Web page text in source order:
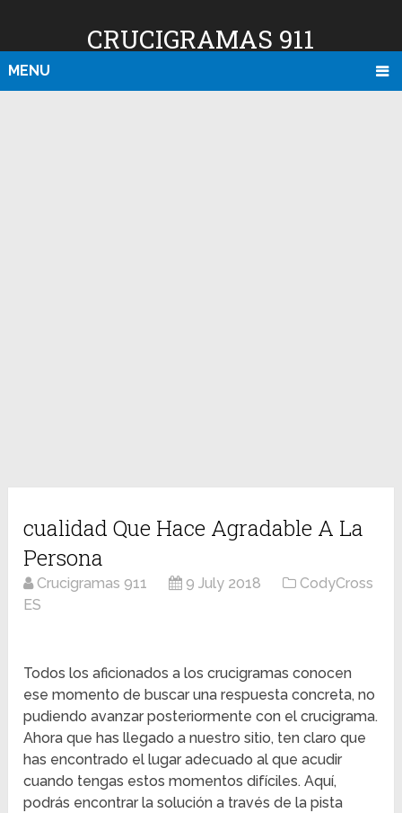
CRUCIGRAMAS 911
MENU
cualidad Que Hace Agradable A La
Persona
Crucigramas 911 9 July 2018
CodyCross
ES
Todos los aficionados a los crucigramas conocen
ese momento de buscar una respuesta concreta, no
pudiendo avanzar posteriormente con el crucigrama.
Ahora que has llegado a nuestro sitio, ten claro que
has encontrado el lugar adecuado al que acudir
cuando tengas estos momentos difíciles. Aquí,
podrás encontrar la solución a través de la pista